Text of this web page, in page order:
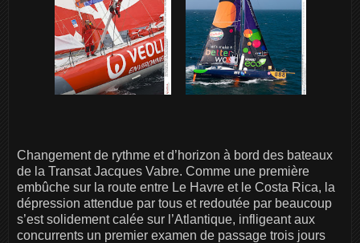
Changement de rythme et d’horizon à bord des bateaux
de la Transat Jacques Vabre. Comme une première
embûche sur la route entre Le Havre et le Costa Rica, la
dépression attendue par tous et redoutée par beaucoup
s’est solidement calée sur l’Atlantique, infligeant aux
concurrents un premier examen de passage trois jours